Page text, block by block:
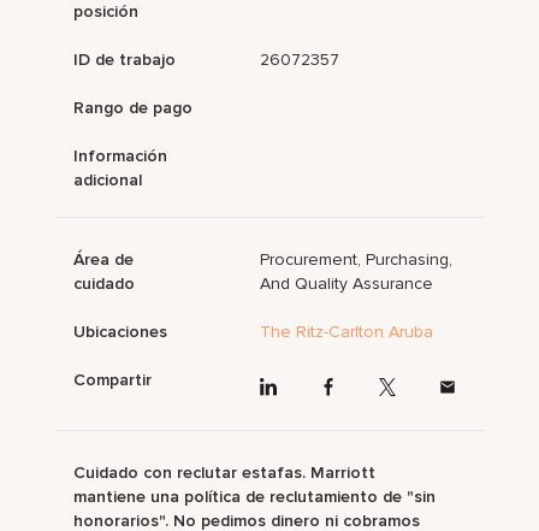
posición
ID de trabajo 26072357
Rango de pago
Información
adicional
Área de
cuidado
Procurement, Purchasing,
And Quality Assurance
Ubicaciones The Ritz-Carlton Aruba
Compartir
Cuidado con reclutar estafas. Marriott
mantiene una política de reclutamiento de "sin
honorarios". No pedimos dinero ni cobramos